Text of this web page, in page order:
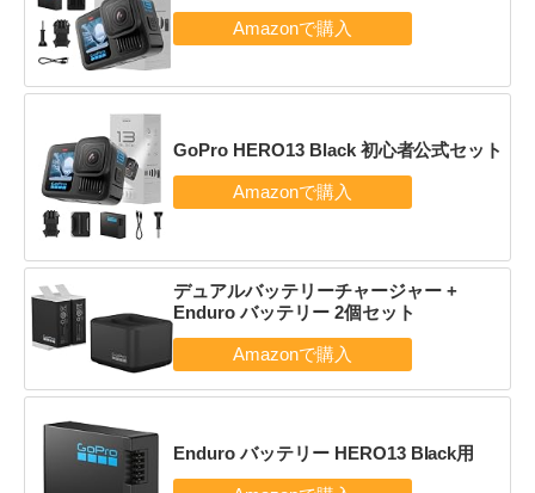
GoPro HERO13 Black 初心者公式セット
デュアルバッテリーチャージャー +
Enduro バッテリー 2個セット
Enduro バッテリー HERO13 Black用